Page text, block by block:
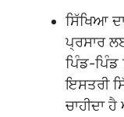
ਸਿੱਖਿਆ
ਪ੍ਰਸਾਰ
ਪਿੰਡ-ਪਿੰਡ
ਇਸਤਰੀ
ਚਾਹੀਦਾ